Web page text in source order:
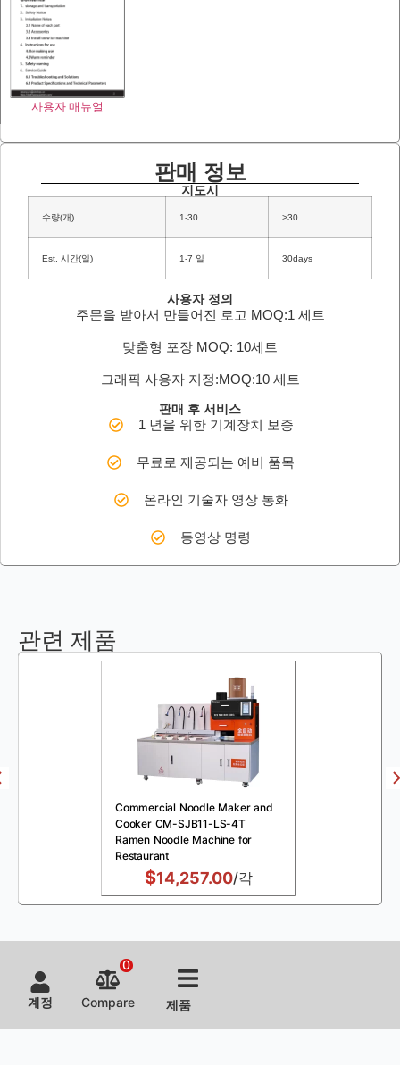
사용자 매뉴얼
판매 정보
지도시
수량(개) 1-30 >30
Est. 시간(일) 1-7 일 30days
사용자 정의
주문을 받아서 만들어진 로고 MOQ:1 세트
맞춤형 포장 MOQ: 10세트
그래픽 사용자 지정:MOQ:10 세트
판매 후 서비스
1 년을 위한 기계장치 보증
무료로 제공되는 예비 품목
온라인 기술자 영상 통화
동영상 명령
관련 제품
Commercial Noodle Maker and
Cooker CM-SJB11-LS-4T
Ramen Noodle Machine for
Restaurant
$14,257.00/각
계정 Compare
0
제품